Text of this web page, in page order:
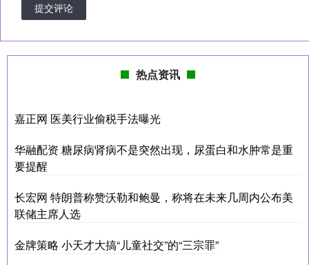
提交评论
热点资讯
嘉正网 医美行业偷税手法曝光
华融配资 糖尿病肾病不是突然出现，尿蛋白和水肿常是重
要提醒
长宏网 特朗普称赞沃勒和鲍曼，称将在未来几周内公布美
联储主席人选
金牌策略 小天才大搞“儿童社交”的“三宗罪”